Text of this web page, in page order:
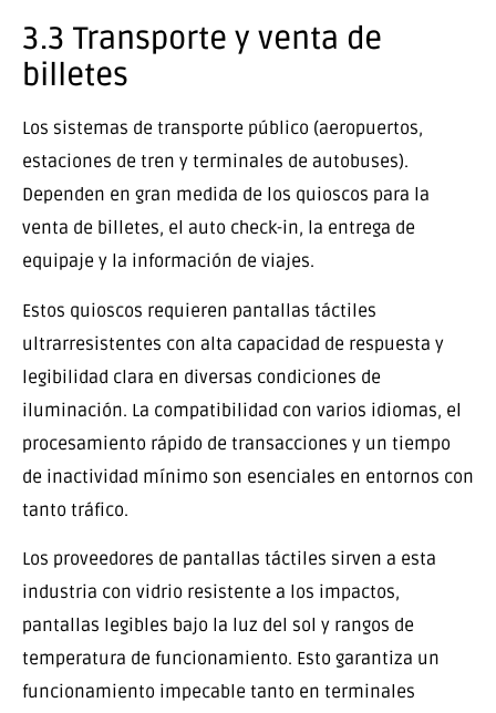
3.3 Transporte y venta de
billetes
Los sistemas de transporte público (aeropuertos,
estaciones de tren y terminales de autobuses).
Dependen en gran medida de los quioscos para la
venta de billetes, el auto check-in, la entrega de
equipaje y la información de viajes.
Estos quioscos requieren pantallas táctiles
ultrarresistentes con alta capacidad de respuesta y
legibilidad clara en diversas condiciones de
iluminación. La compatibilidad con varios idiomas, el
procesamiento rápido de transacciones y un tiempo
de inactividad mínimo son esenciales en entornos con
tanto tráfico.
Los proveedores de pantallas táctiles sirven a esta
industria con vidrio resistente a los impactos,
pantallas legibles bajo la luz del sol y rangos de
temperatura de funcionamiento. Esto garantiza un
funcionamiento impecable tanto en terminales